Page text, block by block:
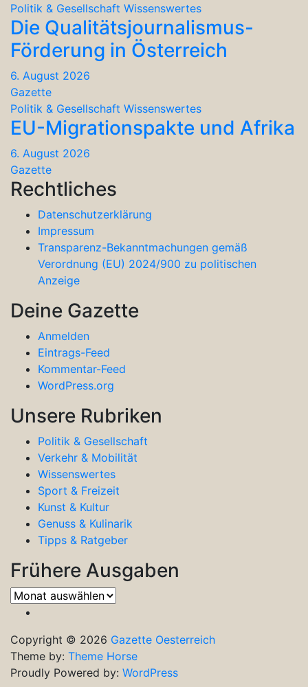
Politik & Gesellschaft Wissenswertes
Die Qualitätsjournalismus-
Förderung in Österreich
6. August 2026
Gazette
Politik & Gesellschaft Wissenswertes
EU-Migrationspakte und Afrika
6. August 2026
Gazette
Rechtliches
Datenschutzerklärung
Impressum
Transparenz-Bekanntmachungen gemäß
Verordnung (EU) 2024/900 zu politischen
Anzeige
Deine Gazette
Anmelden
Eintrags-Feed
Kommentar-Feed
WordPress.org
Unsere Rubriken
Politik & Gesellschaft
Verkehr & Mobilität
Wissenswertes
Sport & Freizeit
Kunst & Kultur
Genuss & Kulinarik
Tipps & Ratgeber
Frühere Ausgaben
Frühere
Ausgaben
Copyright © 2026 Gazette Oesterreich
Theme by: Theme Horse
Proudly Powered by: WordPress